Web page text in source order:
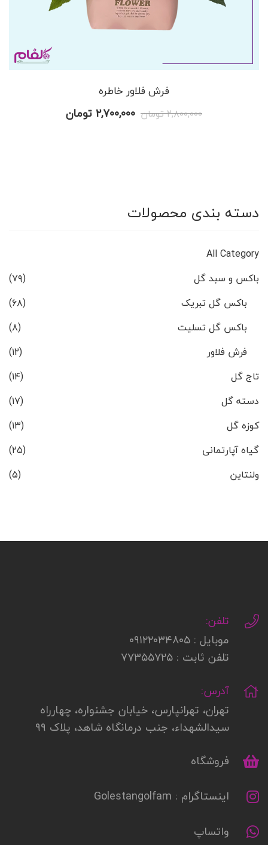
فرش فلاور خاطره
۲,۸۰۰,۰۰۰تومان قیمت
اصلی
۲,۷۰۰,۰۰۰تومان
فعلی
دسته بندی محصولات
All Category
باکس و سبد گل
(۷۹)
باکس گل تبریک
(۶۸)
باکس گل تسلیت
(۸)
فرش فلاور
(۱۲)
تاج گل
(۱۴)
دسته گل
(۱۷)
کوزه گل
(۱۳)
گیاه آپارتمانی
(۲۵)
ولنتاین
(۵)
تلفن:
موبایل : ۰۹۱۲۲۰۳۴۸۰۵
تلفن ثابت : ۷۷۳۵۵۷۲۵
آدرس:
تهران، تهرانپارس، خیابان جشنواره، چهارراه
سیدالشهداء، جنب درمانگاه شاهد، پلاک ۹۹
فروشگاه
اینستاگرام : Golestangolfam
واتساپ